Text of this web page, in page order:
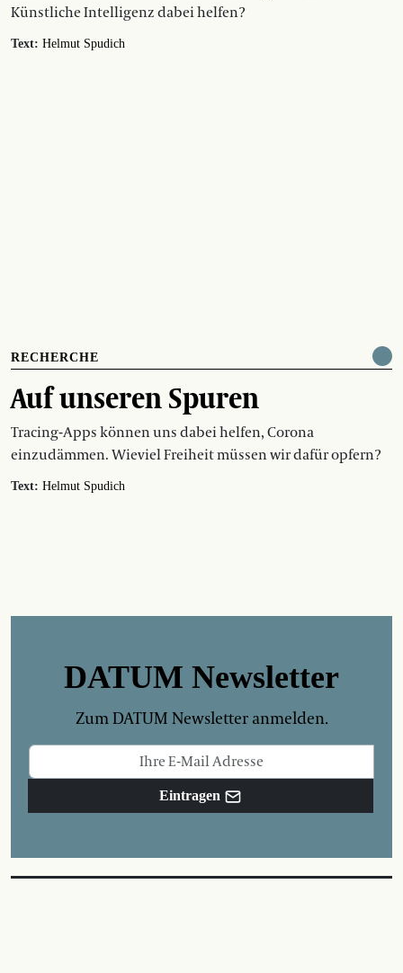
Künstliche Intelligenz dabei helfen?
Text: Helmut Spudich
RECHERCHE
Auf unseren Spuren
Tracing-Apps können uns dabei helfen, Corona
einzudämmen. Wieviel Freiheit müssen wir dafür opfern?
Text: Helmut Spudich
DATUM Newsletter
Zum DATUM Newsletter anmelden.
Eintragen